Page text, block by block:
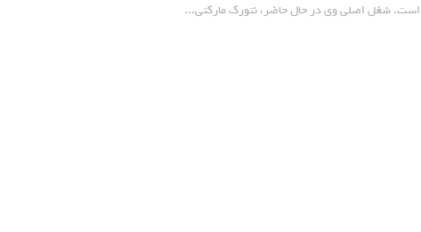
است. شغل اصلی وی در حال حاضر، نتورک مارکتی...